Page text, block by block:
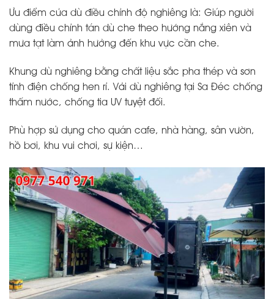
Ưu điểm của dù điều chỉnh độ nghiêng là: Giúp người
dùng điều chỉnh tán dù che theo hướng nắng xiên và
mưa tạt làm ảnh hưởng đến khu vực cần che.
Khung dù nghiêng bằng chất liệu sắc pha thép và sơn
tỉnh điện chống hen rỉ. Vải dù nghiêng tại Sa Đéc chống
thấm nước, chống tia UV tuyệt đối.
Phù hợp sử dụng cho quán cafe, nhà hàng, sân vườn,
hồ bơi, khu vui chơi, sự kiện…